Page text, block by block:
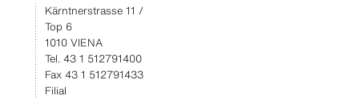
Kärntnerstrasse 11 /
Top 6
1010 VIENA
Tel. 43 1 512791400
Fax 43 1 512791433
Filial